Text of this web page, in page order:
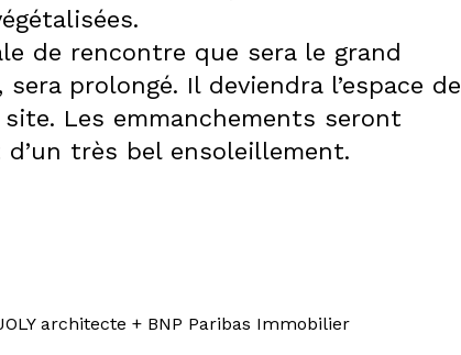
de rencontre que sera le grand
prolongé. Il deviendra l’espace de
Les emmanchements seront
très bel ensoleillement.
architecte + BNP Paribas Immobilier